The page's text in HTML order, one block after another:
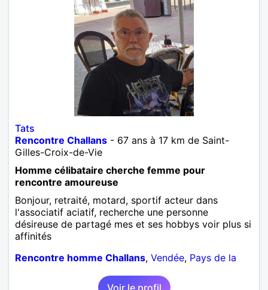
Tats
Rencontre Challans - 67 ans à 17 km de Saint-
Gilles-Croix-de-Vie
Homme célibataire cherche femme pour
rencontre amoureuse
Bonjour, retraité, motard, sportif acteur dans
l'associatif aciatif, recherche une personne
désireuse de partagé mes et ses hobbys voir plus si
affinités
Rencontre homme Challans, Vendée, Pays de la
Voir le profil